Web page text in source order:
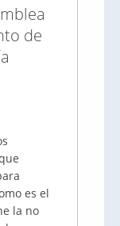
de
es el
la no